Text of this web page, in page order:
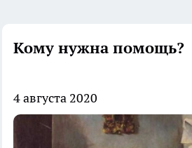
Кому нужна помощь?
4 августа 2020